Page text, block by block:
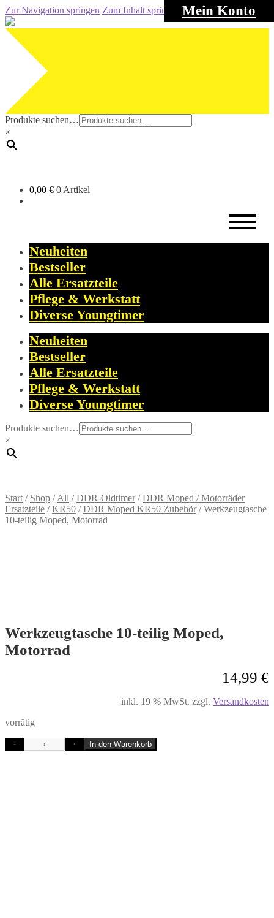
Mein Konto
Zur Navigation springen Zum Inhalt springen
Produkte suchen…
×
0,00 € 0 Artikel
Neuheiten
Bestseller
Alle Ersatzteile
Pflege & Werkstatt
Diverse Youngtimer
Neuheiten
Bestseller
Alle Ersatzteile
Pflege & Werkstatt
Diverse Youngtimer
Produkte suchen…
×
Start / Shop /All /DDR-Oldtimer/DDR Moped / Motorräder
Ersatzteile /KR50 /DDR Moped KR50 Zubehör/Werkzeugtasche
10-teilig Moped, Motorrad
Werkzeugtasche 10-teilig Moped,
Motorrad
14,99 €
inkl. 19 % MwSt. zzgl. Versandkosten
vorrätig
- + In den Warenkorb